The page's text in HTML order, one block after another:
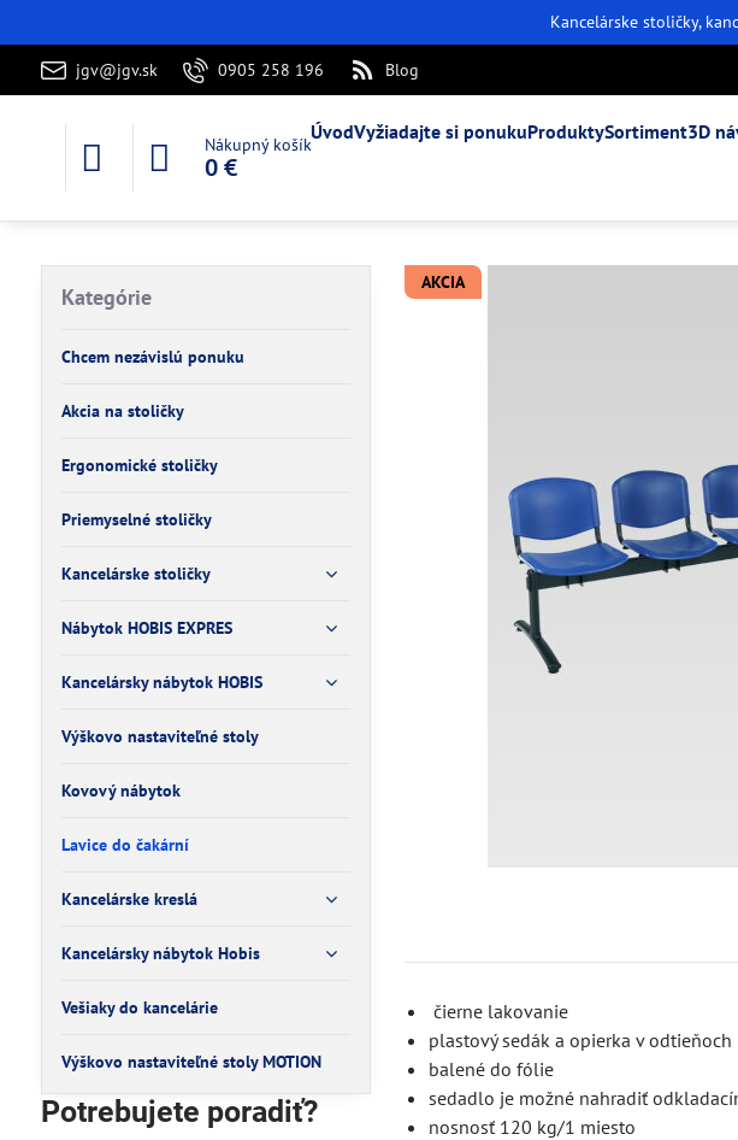
Kancelárske stoličky,
jgv@jgv.sk 0905 258 196 Blog
Nákupný košík
0 €
ÚvodVyžiadajte si ponukuProduktySortiment3D
AKCIA
čierne lakovanie
plastový sedák a opierka v odtieňoch
balené do fólie
sedadlo je možné nahradiť
nosnosť 120 kg/1 miesto
Kategórie
Chcem nezávislú ponuku
Akcia na stoličky
Ergonomické stoličky
Priemyselné stoličky
Kancelárske stoličky
Nábytok HOBIS EXPRES
Kancelársky nábytok HOBIS
Výškovo nastaviteľné stoly
Kovový nábytok
Lavice do čakární
Kancelárske kreslá
Kancelársky nábytok Hobis
Vešiaky do kancelárie
Výškovo nastaviteľné stoly MOTION
Potrebujete poradiť?